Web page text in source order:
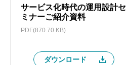
サービス化時代の運用設計セ
ミナーご紹介資料
PDF(870.70 KB)
ダウンロード